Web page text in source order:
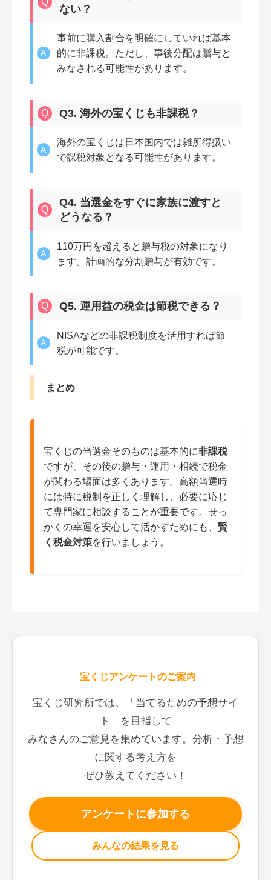
ない？
事前に購入割合を明確にしていれば基本
的に非課税。ただし、事後分配は贈与と
みなされる可能性があります。
Q3. 海外の宝くじも非課税？
海外の宝くじは日本国内では雑所得扱い
で課税対象となる可能性があります。
Q4. 当選金をすぐに家族に渡すと
どうなる？
110万円を超えると贈与税の対象になり
ます。計画的な分割贈与が有効です。
Q5. 運用益の税金は節税できる？
NISAなどの非課税制度を活用すれば節
税が可能です。
まとめ
宝くじの当選金そのものは基本的に非課税
ですが、その後の贈与・運用・相続で税金
が関わる場面は多くあります。高額当選時
には特に税制を正しく理解し、必要に応じ
て専門家に相談することが重要です。せっ
かくの幸運を安心して活かすためにも、 賢
く税金対策を行いましょう。
宝くじアンケートのご案内
宝くじ研究所では、「当てるための予想サイ
ト」を目指して
みなさんのご意見を集めています。分析・予想
に関する考え方を
ぜひ教えてください！
アンケートに参加する
みんなの結果を見る